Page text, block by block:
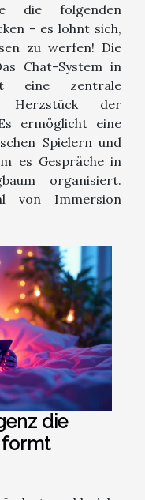
die folgenden
– es lohnt sich,
zu werfen! Die
Chat-System in
eine zentrale
der
ermöglicht eine
Spielern und
es Gespräche in
organisiert.
von Immersion
die
formt